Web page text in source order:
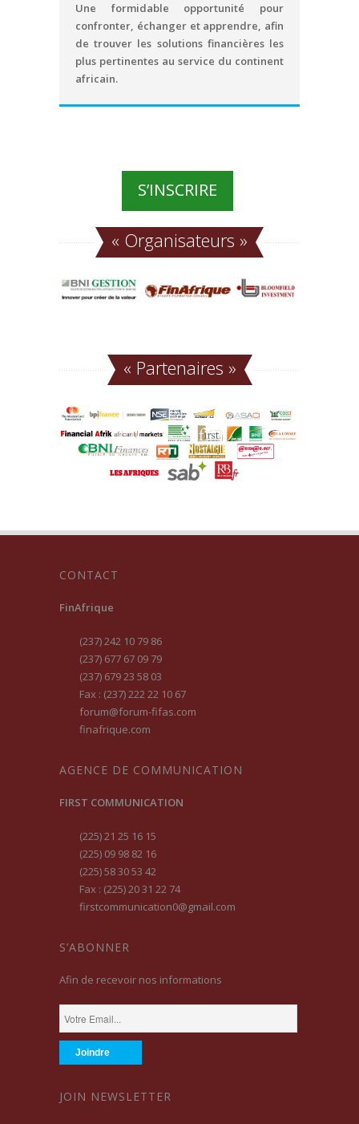
Une formidable opportunité pour
confronter, échanger et apprendre, afin
de trouver les solutions financières les
plus pertinentes au service du continent
africain.
S’INSCRIRE
« Organisateurs »
« Partenaires »
CONTACT
FinAfrique
(237) 242 10 79 86
(237) 677 67 09 79
(237) 679 23 58 03
Fax : (237) 222 22 10 67
forum@forum-fifas.com
finafrique.com
AGENCE DE COMMUNICATION
FIRST COMMUNICATION
(225) 21 25 16 15
(225) 09 98 82 16
(225) 58 30 53 42
Fax : (225) 20 31 22 74
firstcommunication0@gmail.com
S’ABONNER
Afin de recevoir nos informations
JOIN NEWSLETTER